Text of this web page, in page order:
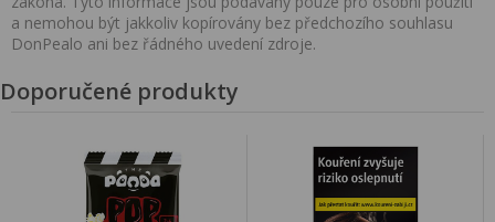
a nemohou být jakkoliv kopírovány bez předchozího souhlasu
DonPealo ani bez řádného uvedení zdroje.
Doporučené produkty